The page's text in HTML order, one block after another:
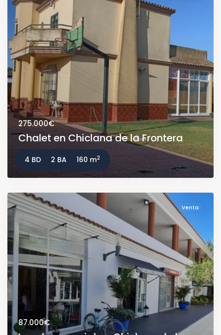
275.000€
Chalet en Chiclana de la Frontera
4 BD 2 BA 160 m2
Venta
87.000€